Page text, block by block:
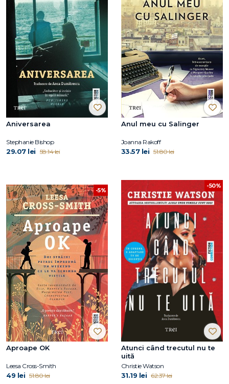
Aniversarea
Stephanie Bishop
29.07 lei 58.14 lei
Anul meu cu Salinger
Joanna Rakoff
33.57 lei 51.80 lei
-5%
Aproape OK
Leesa Cross-Smith
49 lei 51.80 lei
-50%
Atunci când trecutul nu te
uită
Christie Watson
31.19 lei 62.37 lei